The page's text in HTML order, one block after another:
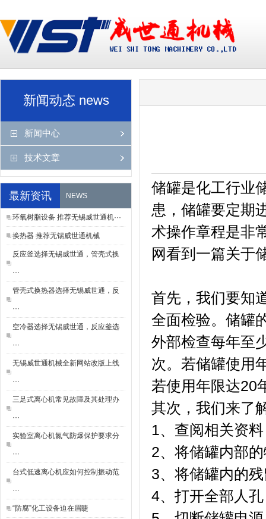
新闻动态 news
新闻中心
技术文章
最新资讯 NEWS
环氧树脂设备 推荐无锡威世通机···
换热器 推荐无锡威世通机械
反应釜选择无锡威世通，管壳式换
···
管壳式换热器选择无锡威世通，反
···
空冷器选择无锡威世通，反应釜选
···
无锡威世通机械全新网站改版上线
···
三足式离心机常见故障及其处理办
···
实验室离心机氮气防爆保护要求分
···
台式低速离心机应如何控制振动范
···
“防腐”化工设备迫在眉睫
储罐是化工行业
患，储罐要定期
术操作章程是非
网看到一篇关于
首先，我们要知
全面检验。储罐
外部检查每年至
次。若储罐使用
若使用年限达20
其次，我们来了
1、查阅相关资
2、将储罐内部
3、将储罐内的
4、打开全部人